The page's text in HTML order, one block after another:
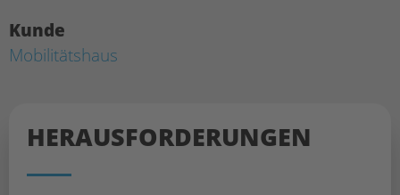
Kunde
Mobilitätshaus
HERAUS­FORDERUNGEN